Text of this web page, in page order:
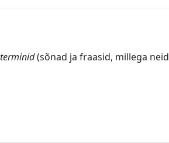
terminid(sõnad ja fraasid, millega neid